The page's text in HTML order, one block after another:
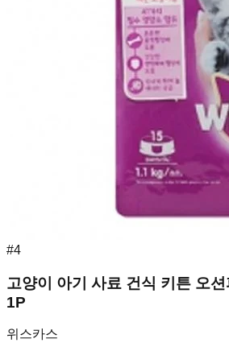
#4
고양이 아기 사료 건식 키튼 오
1P
위스카스